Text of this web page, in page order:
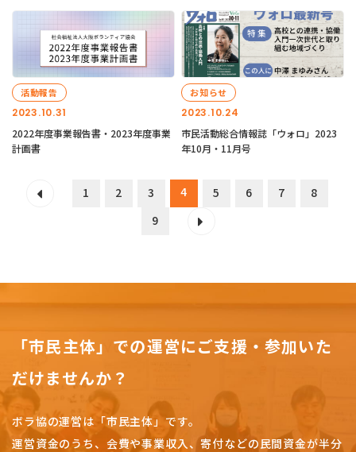
2023.10.31
活動報告
2022年度事業報告書・2023年度事業
計画書
2023.10.24
お知らせ
市民活動総合情報誌「ウォロ」2023
年10月・11月号
1 2 3 4 5 6 7
8
9
「市民主体」での運営にご支援・参加いた
だけませんか？
ボラ協の運営は「市民主体」です。
運営資金のうち、会費や事業収入、寄付などの民間資金が半分